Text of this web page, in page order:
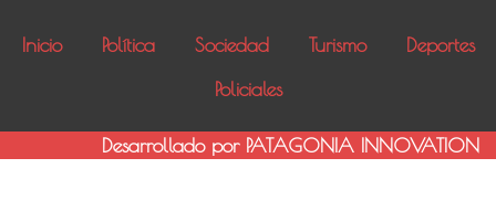
Inicio Política Sociedad Turismo
Deportes
Policiales
Desarrollado por PATAGONIA INNOVATION